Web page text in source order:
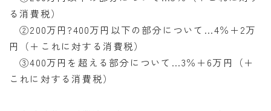
る消費税）
②200万円?400万円以下の部分について…4％＋2万
円（＋これに対する消費税）
③400万円を超える部分について…3％＋6万円（＋
これに対する消費税）